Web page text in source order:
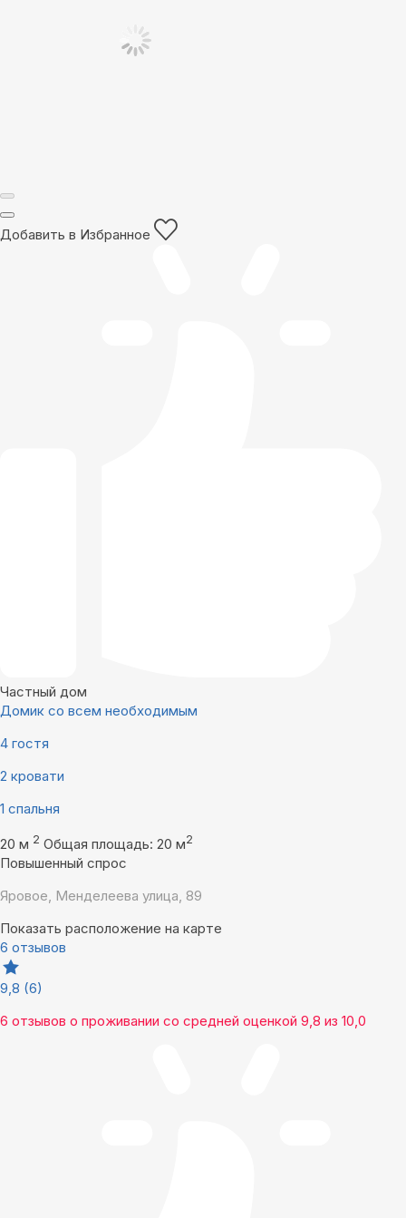
Добавить в Избранное
Частный дом
Домик со всем необходимым
4 гостя
2 кровати
1 спальня
20 м 2 Общая площадь: 20 м2
Повышенный спрос
Яровое, Менделеева улица, 89
Показать расположение на карте
6 отзывов
9,8 (6)
6 отзывов о проживании со средней оценкой 9,8 из 10,0